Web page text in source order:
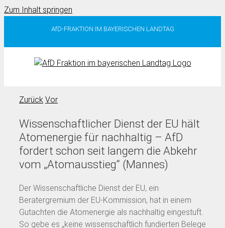
Zum Inhalt springen
AfD-FRAKTION IM BAYERISCHEN LANDTAG
Zurück Vor
Wissenschaftlicher Dienst der EU hält
Atomenergie für nachhaltig – AfD
fordert schon seit langem die Abkehr
vom „Atomausstieg“ (Mannes)
Der Wissenschaftliche Dienst der EU, ein
Beratergremium der EU-Kommission, hat in einem
Gutachten die Atomenergie als nachhaltig eingestuft.
So gebe es „keine wissenschaftlich fundierten Belege